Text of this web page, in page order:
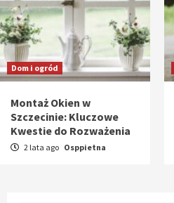
Dom i ogród
Montaż Okien w
Szczecinie: Kluczowe
Kwestie do Rozważenia
2 lata ago Osppietna